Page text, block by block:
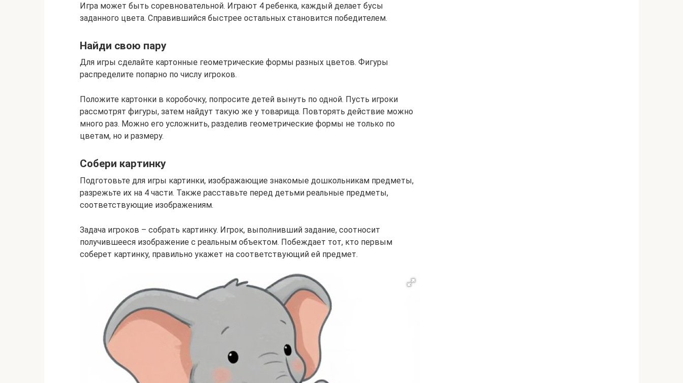
Игра может быть соревновательной. Играют 4 ребенка, каждый делает бусы
заданного цвета. Справившийся быстрее остальных становится победителем.
Найди свою пару
Для игры сделайте картонные геометрические формы разных цветов. Фигуры
распределите попарно по числу игроков.
Положите картонки в коробочку, попросите детей вынуть по одной. Пусть игроки
рассмотрят фигуры, затем найдут такую же у товарища. Повторять действие можно
много раз. Можно его усложнить, разделив геометрические формы не только по
цветам, но и размеру.
Собери картинку
Подготовьте для игры картинки, изображающие знакомые дошкольникам предметы,
разрежьте их на 4 части. Также расставьте перед детьми реальные предметы,
соответствующие изображениям.
Задача игроков – собрать картинку. Игрок, выполнивший задание, соотносит
получившееся изображение с реальным объектом. Побеждает тот, кто первым
соберет картинку, правильно укажет на соответствующий ей предмет.